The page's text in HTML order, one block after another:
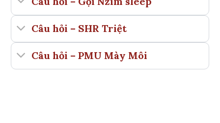
Câu hỏi – SHR Triệt
Câu hỏi – PMU Mày Môi